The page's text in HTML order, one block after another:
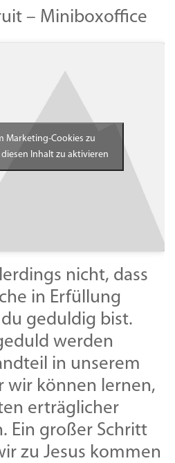
– Miniboxoffice
Marketing-Cookies zu
Inhalt zu aktivieren
nicht, dass
in Erfüllung
geduldig bist.
werden
in unserem
wir können lernen,
erträglicher
Ein großer Schritt
zu Jesus kommen